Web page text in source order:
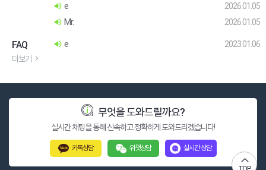
e 2026.01.05
Mr. 2026.01.05
FAQ
더보기
e 2023.01.06
무엇을 도와드릴까요?
실시간 채팅을 통해 신속하고 정확하게 도와드리겠습니다!
카톡상담 위챗상담 실시간 상담